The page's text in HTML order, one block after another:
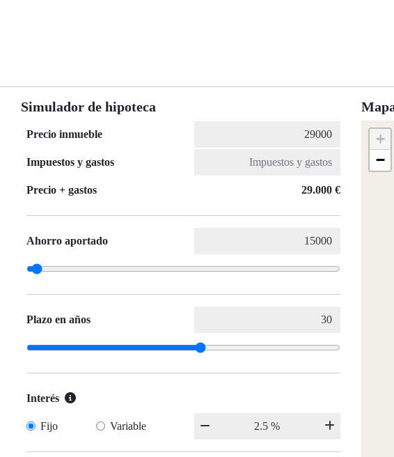
Simulador de hipoteca
Precio inmueble
Impuestos y gastos
Precio + gastos 29.000 €
Ahorro aportado
Plazo en años
Interés
Fijo Variable
+
−